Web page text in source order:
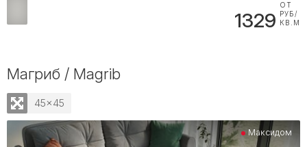
1329
ОТ
РУБ/
КВ.М
Магриб / Magrib
45x45
Максидом